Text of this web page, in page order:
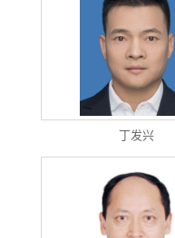
丁发兴